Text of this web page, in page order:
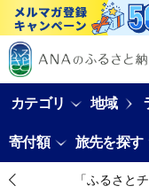
カテゴリ 地域
寄付額 旅先を探す
「ふるさと